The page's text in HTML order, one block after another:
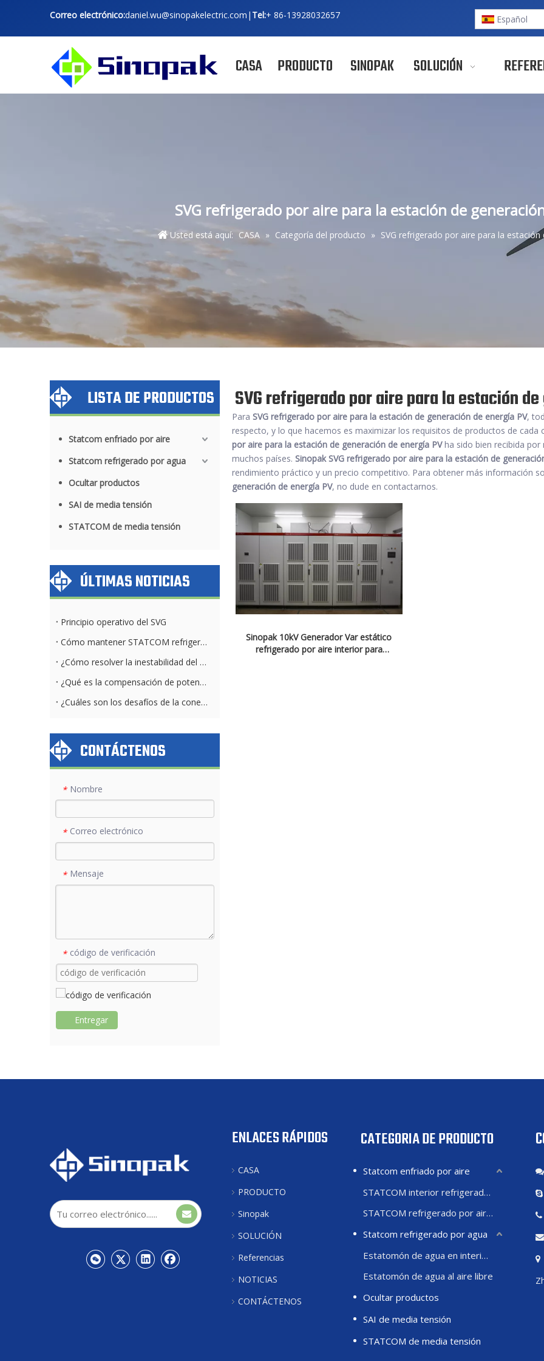
Correo electrónico:daniel.wu@sinopakelectric.com | Tel:+ 86-13928032657 Español
CASA PRODUCTO SINOPAK SOLUCIÓN
SVG refrigerado por aire para la estación de
Usted está aquí: CASA » Categoría del producto » SVG refrigerado por aire para la
LISTA DE PRODUCTOS
Statcom enfriado por aire
Statcom refrigerado por agua
Ocultar productos
SAI de media tensión
STATCOM de media tensión
ÚLTIMAS NOTICIAS
Principio operativo del SVG
Cómo mantener STATCOM refrigerado por aire y por agua diariamente
¿Cómo resolver la inestabilidad del voltaje del parque solar?
¿Qué es la compensación de potencia reactiva?
¿Cuáles son los desafíos de la conexión a la red solar?
CONTÁCTENOS
* Nombre
* Correo electrónico
* Mensaje
* código de verificación
Entregar
SVG refrigerado por aire para la estación
Para SVG refrigerado por aire para la estación de generación de energía PV,
respecto, y lo que hacemos es maximizar los requisitos de productos de cada
por aire para la estación de generación de energía PVha sido bien recibida por
muchos países. Sinopak SVG refrigerado por aire para la estación de
rendimiento práctico y un precio competitivo. Para obtener más información
generación de energía PV, no dude en contactarnos.
Sinopak 10kV Generador Var estático
refrigerado por aire interior para
ENLACES RÁPIDOS
CASA
PRODUCTO
Sinopak
SOLUCIÓN
Referencias
NOTICIAS
CONTÁCTENOS
CATEGORIA DE PRODUCTO
Statcom enfriado por aire
STATCOM interior refrigerado por aire
STATCOM refrigerado por aire exterior
Statcom refrigerado por agua
Estatomón de agua en interiores
Estatomón de agua al aire libre
Ocultar productos
SAI de media tensión
STATCOM de media tensión